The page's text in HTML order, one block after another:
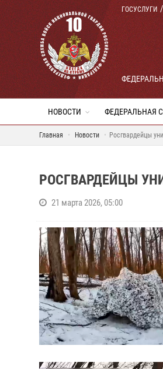
ГОСУСЛУГИ
НОВОСТИ ФЕДЕРАЛЬНАЯ
Главная Новости Росгвардейцы
РОСГВАРДЕЙЦЫ
21 марта 2026, 05:00